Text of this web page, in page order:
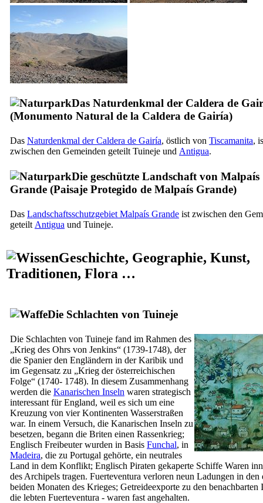
Das Naturdenkmal der Caldera de
(Monumento Natural de la Caldera de Gairía)
Das Naturdenkmal derCaldera de Gairía, östlich von Tiscamanita,
zwischen den Gemeinden geteilt Tuineje und Antigua.
Die geschützte Landschaft von Malpaís
Grande (Paisaje Protegido de Malpaís Grande)
Das Landschaftsschutzgebiet Malpaís Grande ist zwischen den
geteilt Antigua und Tuineje.
Geschichte, Geographie, Kunst,
Traditionen, Flora …
Die Schlachten von Tuineje
Die Schlachten von Tuineje fand im Rahmen des
„Krieg des Ohrs von Jenkins“ (1739-1748), der
die Spanier den Engländern in der Karibik und
im Gegensatz zu „Krieg der österreichischen
Folge“ (1740- 1748). In diesem Zusammenhang
werden die Kanarischen Inseln waren strategisch
interessant für England, weil es sich um eine
Kreuzung von vier Kontinenten Wasserstraßen
war. In einem Versuch, die Kanarischen Inseln zu
besetzen, begann die Briten einen Rassenkrieg;
Englisch Freibeuter wurden in Basis Funchal, in
Madeira, die zu Portugal gehörte, ein neutrales
Land in dem Konflikt; Englisch Piraten gekaperte Schiffe Waren
des Archipels tragen. Fuerteventura verloren neun Ladungen in den
beiden Monaten des Krieges; Getreideexporte zu den benachbarten
die lebten Fuerteventura - waren fast angehalten.